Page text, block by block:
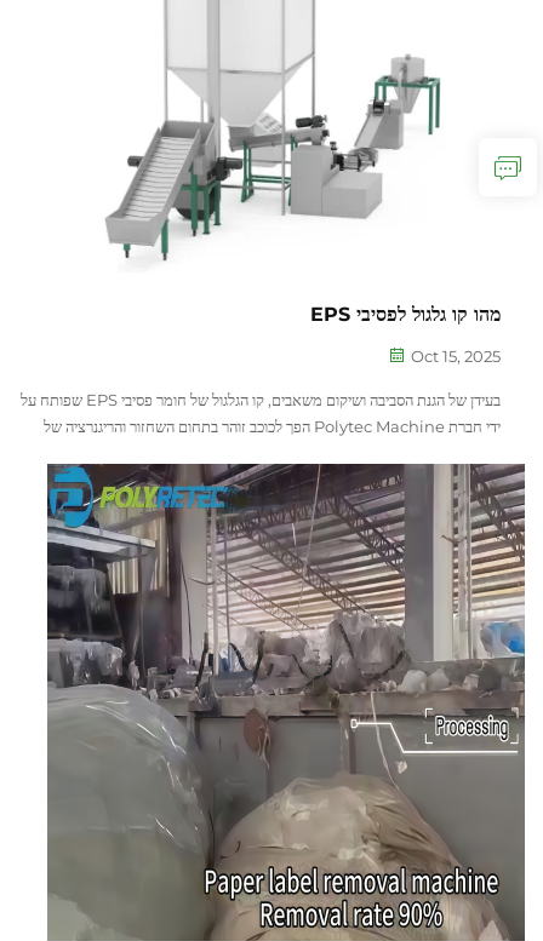
מהו קו גלגול לפסיבי EPS
Oct 15, 2025
בעידן של הגנת הסביבה ושיקום משאבים, קו הגלגול של חומר פסיבי EPS שפותח על
ידי חברת Polytec Machine הפך לכוכב זוהר בתחום השחזור והריגנרציה של